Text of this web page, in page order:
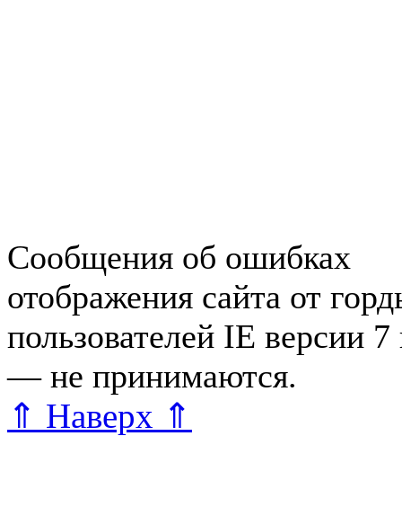
Сообщения об ошибках
отображения сайта от
пользователей IE версии
— не принимаются.
⇑ Наверх ⇑